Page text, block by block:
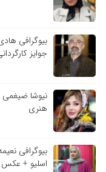
بیوگرافی
جوایز
نیوشا ضیغمی
هنری
بیوگرافی
اسلیو + عکس